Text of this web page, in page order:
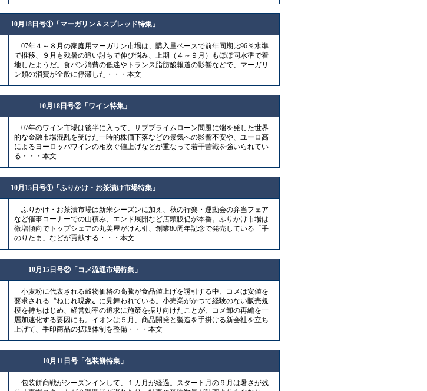
10月18日号①「マーガリン＆スプレッド特集」
07年４～８月の家庭用マーガリン市場は、購入量ベースで前年同期比96％水準
で推移、９月も残暑の追い討ちで伸び悩み、上期（４～９月）もほぼ同水準で着
地したようだ。食パン消費の低迷やトランス脂肪酸報道の影響などで、マーガリ
ン類の消費が全般に停滞した・・・本文
10月18日号②「ワイン特集」
07年のワイン市場は後半に入って、サブプライムローン問題に端を発した世界
的な金融市場混乱を受けた一時的株価下落などの景気への影響不安や、ユーロ高
によるヨーロッパワインの相次ぐ値上げなどが重なって若干苦戦を強いられてい
る・・・本文
10月15日号①「ふりかけ・お茶漬け市場特集」
ふりかけ・お茶漬市場は新米シーズンに加え、秋の行楽・運動会の弁当フェア
など催事コーナーでの山積み、エンド展開など店頭販促が本番。ふりかけ市場は
微増傾向でトップシェアの丸美屋がけん引、創業80周年記念で発売している「手
のりたま」などが貢献する・・・本文
10月15日号②「コメ流通市場特集」
小麦粉に代表される穀物価格の高騰が食品値上げを誘引する中、コメは安値を
要求される〝ねじれ現象〟に見舞われている。小売業がかつて経験のない販売規
模を持ちはじめ、経営効率の追求に施策を振り向けたことが、コメ卸の再編を一
層加速化する要因にも。イオンは５月、商品開発と製造を手掛ける新会社を立ち
上げて、手印商品の拡販体制を整備・・・本文
10月11日号「包装餅特集」
包装餅商戦がシーズンインして、１カ月が経過。スタート月の９月は暑さが残